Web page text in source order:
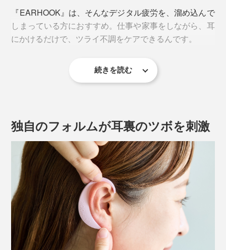
『EARHOOK』は、そんなデジタル疲労を、溜め込んで
しまっている方におすすめ。仕事や家事をしながら、耳
にかけるだけで、ツライ不調をケアできるんです。
装着していると、いつの間にか、肩こりや目の疲れを忘
続きを読む
独自のフォルムが耳裏のツボを刺激